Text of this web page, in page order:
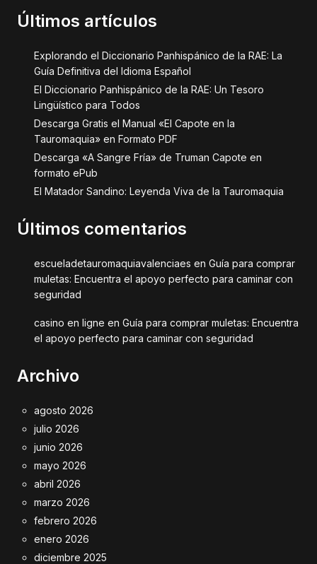
Últimos artículos
Explorando el Diccionario Panhispánico de la RAE: La
Guía Definitiva del Idioma Español
El Diccionario Panhispánico de la RAE: Un Tesoro
Lingüístico para Todos
Descarga Gratis el Manual «El Capote en la
Tauromaquia» en Formato PDF
Descarga «A Sangre Fría» de Truman Capote en
formato ePub
El Matador Sandino: Leyenda Viva de la Tauromaquia
Últimos comentarios
escueladetauromaquiavalenciaes en Guía para comprar
muletas: Encuentra el apoyo perfecto para caminar con
seguridad
casino en ligne en Guía para comprar muletas: Encuentra
el apoyo perfecto para caminar con seguridad
Archivo
agosto 2026
julio 2026
junio 2026
mayo 2026
abril 2026
marzo 2026
febrero 2026
enero 2026
diciembre 2025